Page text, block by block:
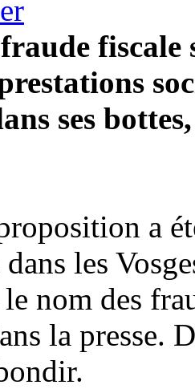
ses
a
dans les
nom des
la presse.